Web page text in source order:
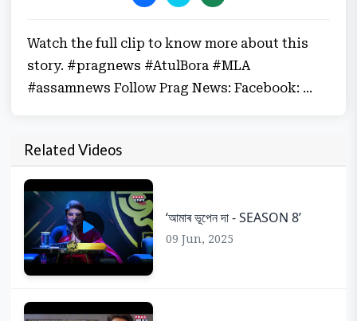
Watch the full clip to know more about this
story. #pragnews #AtulBora #MLA
#assamnews Follow Prag News: Facebook: ...
Related Videos
‘আমাৰ ভূপেন দা - SEASON 8’
09 Jun, 2025